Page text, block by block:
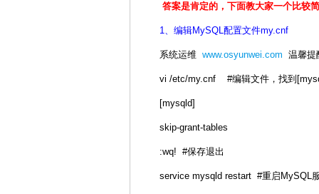
答案是肯定的，下面教大家一个比较
1、编辑MySQL配置文件my.cnf
系统运维 www.osyunwei.com 温馨提
vi /etc/my.cnf #编辑文件，找到
[mysqld]
skip-grant-tables
:wq! #保存退出
service mysqld restart #重启MySQL